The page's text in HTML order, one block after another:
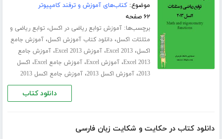
موضوع:کتاب‌های آموزش و ترفند کامپیوتر
۶۲ صفحه
برچسب‌ها:آموزش توابع ریاضی در اکسل، توابع ریاضی و
مثلثات اکسل،دانلود کتاب آموزش اکسل،آموزش جامع
اکسل،Excel 2013،آموزش Excel 2013 ،آموزش جامع
Excel 2013،آموزش Excel ،آموزش جامع Excel ، اکسل
2013،آموزش اکسل 2013 ،آموزش جامع اکسل 2013
دانلود کتاب
دانلود کتاب در حکایت و شکایت زبان فارسی